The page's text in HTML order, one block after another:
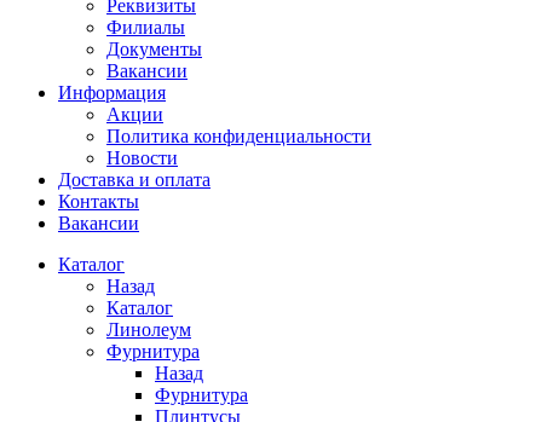
Реквизиты
Филиалы
Документы
Вакансии
Информация
Акции
Политика конфиденциальности
Новости
Доставка и оплата
Контакты
Вакансии
Каталог
Назад
Каталог
Линолеум
Фурнитура
Назад
Фурнитура
Плинтусы